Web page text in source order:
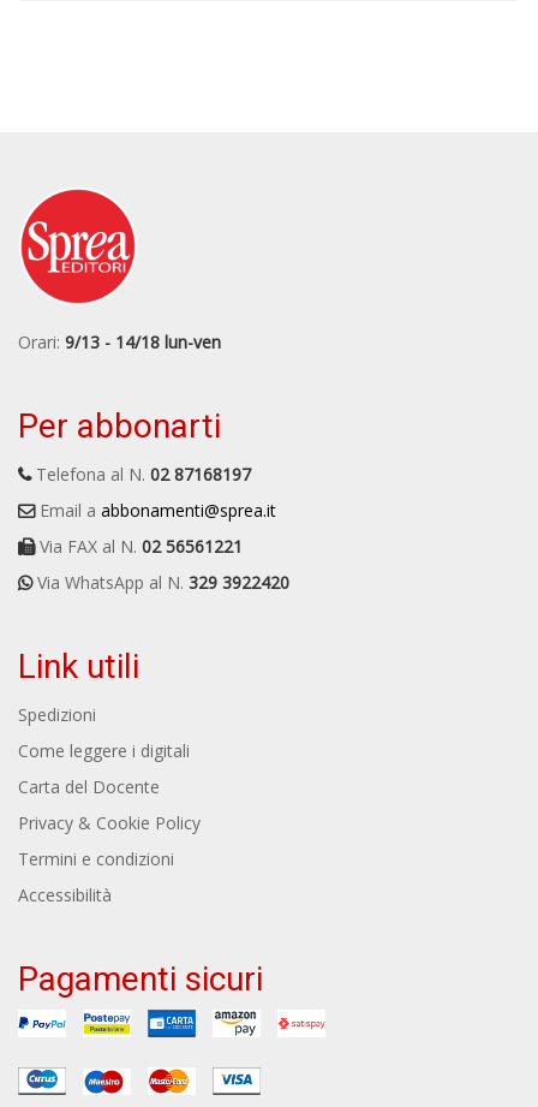
Orari: 9/13 - 14/18 lun-ven
Per abbonarti
Telefona al N. 02 87168197
Email a abbonamenti@sprea.it
Via FAX al N. 02 56561221
Via WhatsApp al N. 329 3922420
Link utili
Spedizioni
Come leggere i digitali
Carta del Docente
Privacy & Cookie Policy
Termini e condizioni
Accessibilità
Pagamenti sicuri